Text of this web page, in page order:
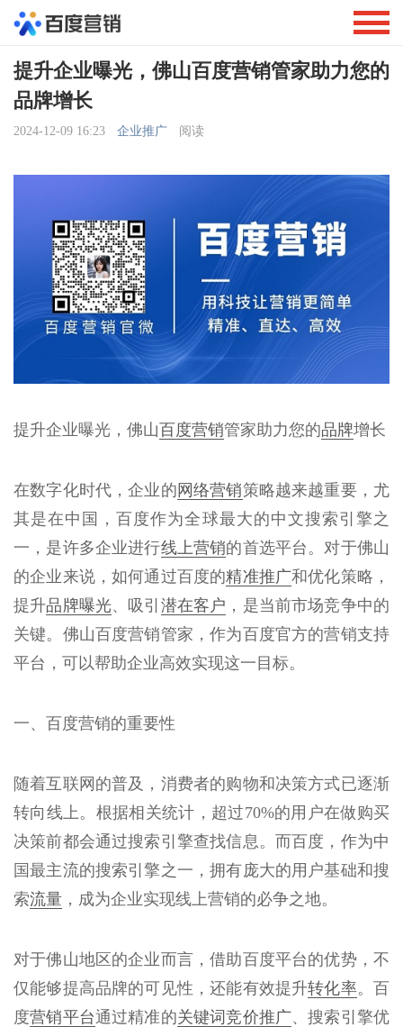
提升企业曝光，佛山百度营销管家助力您的
品牌增长
2024-12-09 16:23 企业推广 阅读
提升企业曝光，佛山百度营销管家助力您的品牌增长
在数字化时代，企业的 网络营销策略越来越重要，尤
其是在中国，百度作为全球最大的中文搜索引擎之
一，是许多企业进行线上营销的首选平台。对于佛山
的企业来说，如何通过百度的精准推广和优化策略，
提升品牌曝光、吸引 潜在客户 ，是当前市场竞争中的
关键。佛山百度营销管家，作为百度官方的营销支持
平台，可以帮助企业高效实现这一目标。
一、百度营销的重要性
随着互联网的普及，消费者的购物和决策方式已逐渐
转向线上。根据相关统计，超过70%的用户在做购买
决策前都会通过搜索引擎查找信息。而百度，作为中
国最主流的搜索引擎之一，拥有庞大的用户基础和搜
索流量 ，成为企业实现线上营销的必争之地。
对于佛山地区的企业而言，借助百度平台的优势，不
仅能够提高品牌的可见性，还能有效提升转化率。百
度营销平台通过精准的关键词竞价推广、搜索引擎优